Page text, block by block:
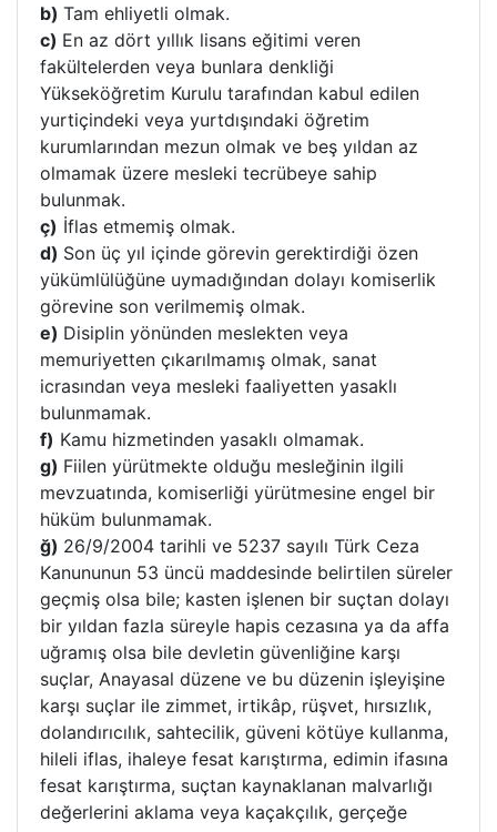
b) Tam ehliyetli olmak.
c) En az dört yıllık lisans eğitimi veren
fakültelerden veya bunlara denkliği
Yükseköğretim Kurulu tarafından kabul edilen
yurtiçindeki veya yurtdışındaki öğretim
kurumlarından mezun olmak ve beş yıldan az
olmamak üzere mesleki tecrübeye sahip
bulunmak.
ç) İflas etmemiş olmak.
d) Son üç yıl içinde görevin gerektirdiği özen
yükümlülüğüne uymadığından dolayı komiserlik
görevine son verilmemiş olmak.
e) Disiplin yönünden meslekten veya
memuriyetten çıkarılmamış olmak, sanat
icrasından veya mesleki faaliyetten yasaklı
bulunmamak.
f) Kamu hizmetinden yasaklı olmamak.
g) Fiilen yürütmekte olduğu mesleğinin ilgili
mevzuatında, komiserliği yürütmesine engel bir
hüküm bulunmamak.
ğ) 26/9/2004 tarihli ve 5237 sayılı Türk Ceza
Kanununun 53 üncü maddesinde belirtilen süreler
geçmiş olsa bile; kasten işlenen bir suçtan dolayı
bir yıldan fazla süreyle hapis cezasına ya da affa
uğramış olsa bile devletin güvenliğine karşı
suçlar, Anayasal düzene ve bu düzenin işleyişine
karşı suçlar ile zimmet, irtikâp, rüşvet, hırsızlık,
dolandırıcılık, sahtecilik, güveni kötüye kullanma,
hileli iflas, ihaleye fesat karıştırma, edimin ifasına
fesat karıştırma, suçtan kaynaklanan malvarlığı
değerlerini aklama veya kaçakçılık, gerçeğe